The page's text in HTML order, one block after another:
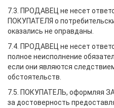
7.3. ПРОДАВЕЦ не несет
ПОКУПАТЕЛЯ о
оказались не оправданы.
7.4. ПРОДАВЕЦ не несет
полное неисполнение
если они являются
обстоятельств.
7.5. ПОКУПАТЕЛЬ, оформляя
за достоверность